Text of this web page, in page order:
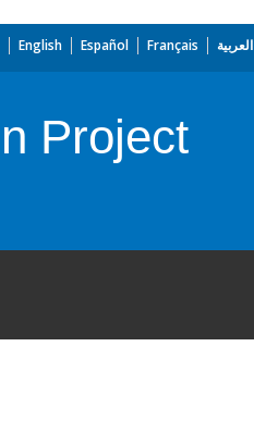
English Español Français العربية
Project